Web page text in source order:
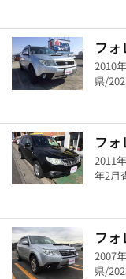
フォ
2010
県/
フォ
2011
年2月
フォ
2007
県/